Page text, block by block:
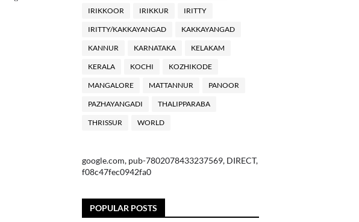
IRIKKOOR IRIKKUR IRITTY
IRITTY/KAKKAYANGAD KAKKAYANGAD
KANNUR KARNATAKA KELAKAM
KERALA KOCHI KOZHIKODE
MANGALORE MATTANNUR PANOOR
PAZHAYANGADI THALIPPARABA
THRISSUR WORLD
google.com, pub-7802078433237569, DIRECT,
f08c47fec0942fa0
POPULAR POSTS